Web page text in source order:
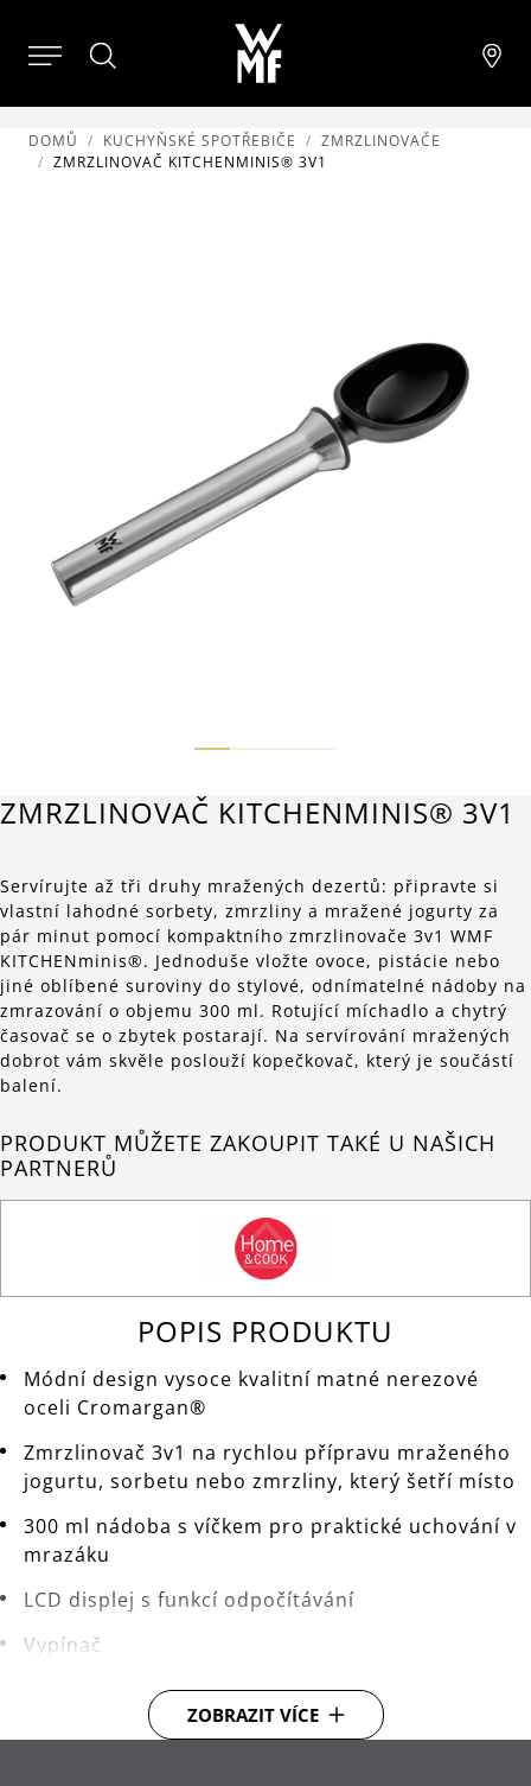
DOMŮ KUCHYŇSKÉ SPOTŘEBIČE
ZMRZLINOVAČE
ZMRZLINOVAČ KITCHENMINIS® 3V1
ZMRZLINOVAČ KITCHENMINIS® 3V1
Servírujte až tři druhy mražených dezertů: připravte si
vlastní lahodné sorbety, zmrzliny a mražené jogurty za
pár minut pomocí kompaktního zmrzlinovače 3v1 WMF
KITCHENminis®. Jednoduše vložte ovoce, pistácie nebo
jiné oblíbené suroviny do stylové, odnímatelné nádoby na
zmrazování o objemu 300 ml. Rotující míchadlo a chytrý
časovač se o zbytek postarají. Na servírování mražených
dobrot vám skvěle poslouží kopečkovač, který je součástí
balení.
PRODUKT MŮŽETE ZAKOUPIT TAKÉ U NAŠICH
PARTNERŮ
POPIS PRODUKTU
Módní design vysoce kvalitní matné nerezové
oceli Cromargan®
Zmrzlinovač 3v1 na rychlou přípravu mraženého
jogurtu, sorbetu nebo zmrzliny, který šetří místo
300 ml nádoba s víčkem pro praktické uchování v
mrazáku
LCD displej s funkcí odpočítávání
Vypínač
Včetně kopečkovače WMF vyrobeného z nerezové
oceli Cromargan®ZOBRAZIT VÍCE